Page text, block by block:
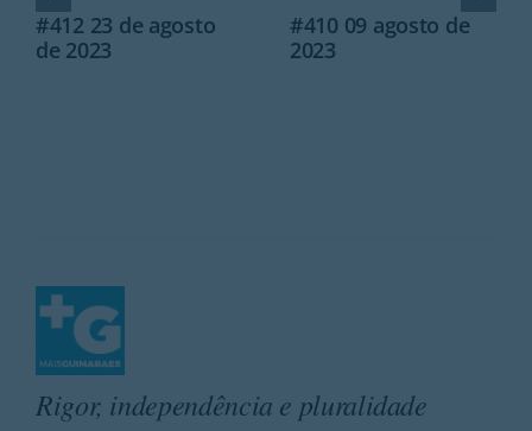
#412 23 de agosto
de 2023
#410 09 agosto de
2023
Rigor, independência e pluralidade